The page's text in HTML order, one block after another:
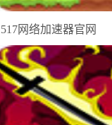
517网络加速器官网